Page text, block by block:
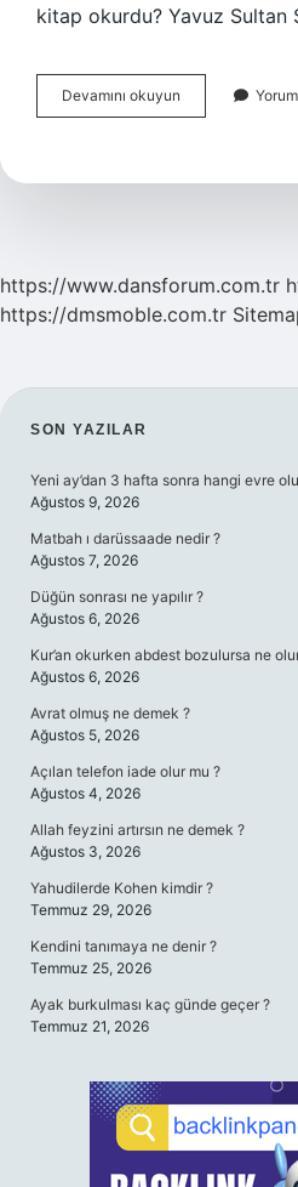
kitap okurdu? Yavuz Sultan
Devamını okuyun
Bahadıroğlu
Selim
https://www.dansforum.com.tr
https://dmsmoble.com.tr
SIDEBAR
SON YAZILAR
Yeni ay’dan 3 hafta sonra hangi evre
Ağustos 9, 2026
Matbah ı darüssaade nedir ?
Ağustos 7, 2026
Düğün sonrası ne yapılır ?
Ağustos 6, 2026
Kur’an okurken abdest bozulursa ne
Ağustos 6, 2026
Avrat olmuş ne demek ?
Ağustos 5, 2026
Açılan telefon iade olur mu ?
Ağustos 4, 2026
Allah feyzini artırsın ne demek ?
Ağustos 3, 2026
Yahudilerde Kohen kimdir ?
Temmuz 29, 2026
Kendini tanımaya ne denir ?
Temmuz 25, 2026
Ayak burkulması kaç günde geçer ?
Temmuz 21, 2026